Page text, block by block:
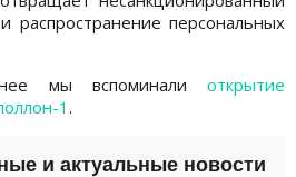
распространение персональных
мы вспоминали открытие
1 .
и актуальные новости